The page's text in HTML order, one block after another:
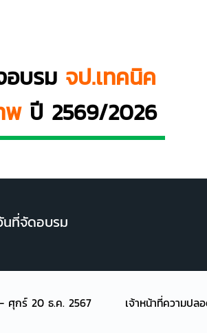
อบรม จป.เทคนิค
พปี 2569/2026
นที่จัดอบรม
ศุกร์ 20 ธ.ค. 2567 เจ้าหน้าที่ความปล